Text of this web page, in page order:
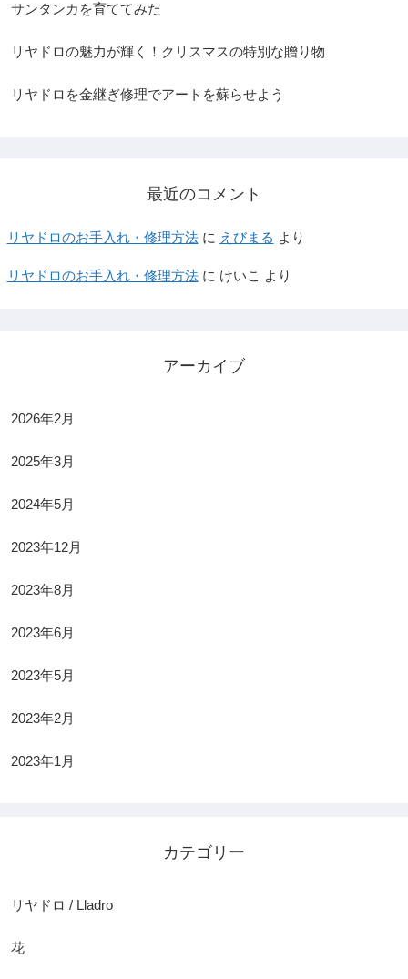
サンタンカを育ててみた
リヤドロの魅力が輝く！クリスマスの特別な贈り物
リヤドロを金継ぎ修理でアートを蘇らせよう
最近のコメント
リヤドロのお手入れ・修理方法に えびまる より
リヤドロのお手入れ・修理方法に けいこ より
アーカイブ
2026年2月
2025年3月
2024年5月
2023年12月
2023年8月
2023年6月
2023年5月
2023年2月
2023年1月
カテゴリー
リヤドロ / Lladro
花